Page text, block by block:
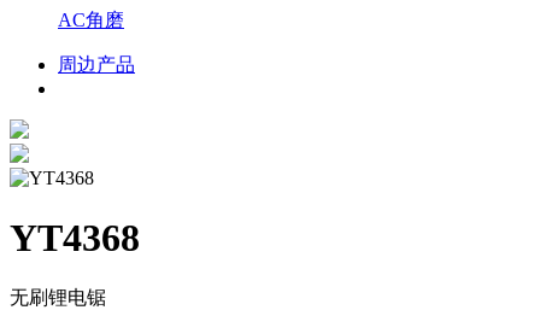
AC角磨
周边产品
YT4368
无刷锂电锯